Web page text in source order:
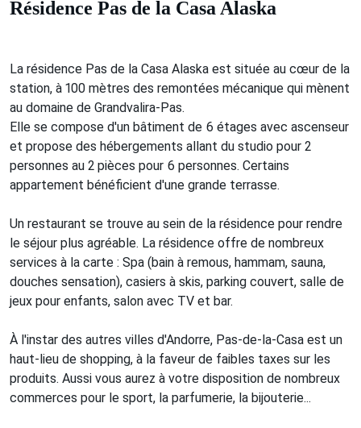
Résidence Pas de la Casa Alaska
La résidence Pas de la Casa Alaska est située au cœur de la
station, à 100 mètres des remontées mécanique qui mènent
au domaine de Grandvalira-Pas.
Elle se compose d'un bâtiment de 6 étages avec ascenseur
et propose des hébergements allant du studio pour 2
personnes au 2 pièces pour 6 personnes. Certains
appartement bénéficient d'une grande terrasse.
Un restaurant se trouve au sein de la résidence pour rendre
le séjour plus agréable. La résidence offre de nombreux
services à la carte : Spa (bain à remous, hammam, sauna,
douches sensation), casiers à skis, parking couvert, salle de
jeux pour enfants, salon avec TV et bar.
À l'instar des autres villes d'Andorre, Pas-de-la-Casa est un
haut-lieu de shopping, à la faveur de faibles taxes sur les
produits. Aussi vous aurez à votre disposition de nombreux
commerces pour le sport, la parfumerie, la bijouterie...